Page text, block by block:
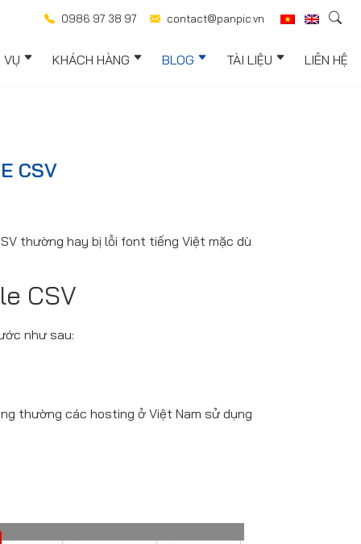
0986 97 38 97 contact@panpic.vn
VỤ KHÁCH HÀNG BLOG TÀI LIỆU LIÊN HỆ
CSV
thường hay bị lỗi font tiếng Việt mặc dù
CSV
như sau:
thường các hosting ở Việt Nam sử dụng